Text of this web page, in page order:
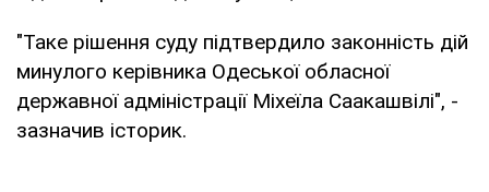
"Таке рішення суду підтвердило законність дій
минулого керівника Одеської обласної
державної адміністрації Міхеїла Саакашвілі", -
зазначив історик.